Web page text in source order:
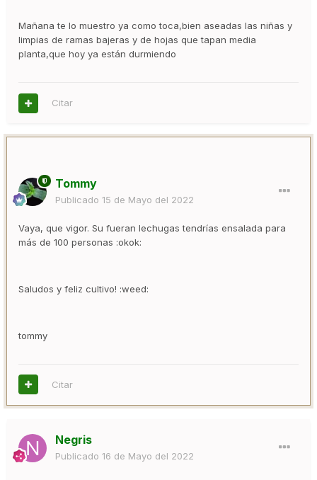
Mañana te lo muestro ya como toca,bien aseadas las niñas y
limpias de ramas bajeras y de hojas que tapan media
planta,que hoy ya están durmiendo
Citar
Tommy
Publicado 15 de Mayo del 2022
Vaya, que vigor. Su fueran lechugas tendrías ensalada para
más de 100 personas :okok:
Saludos y feliz cultivo! :weed:
tommy
Citar
Negris
Publicado 16 de Mayo del 2022